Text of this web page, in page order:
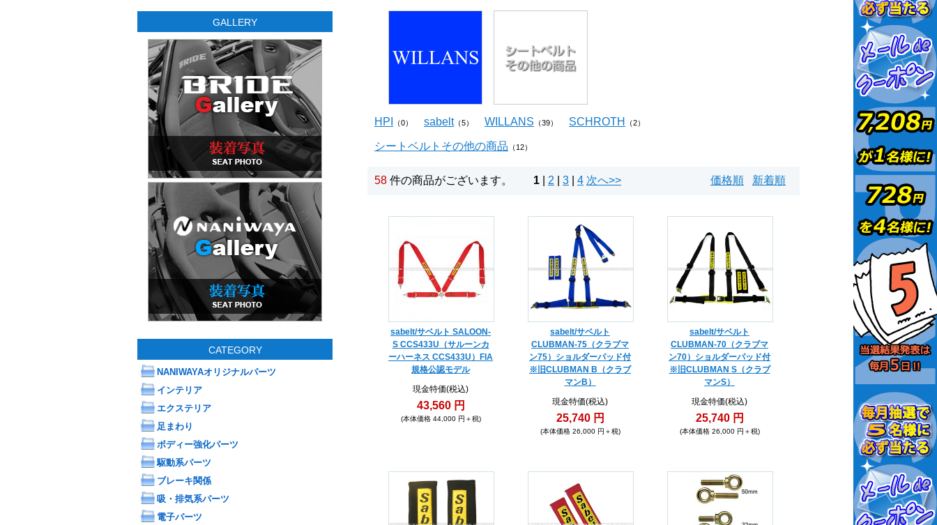
GALLERY
CATEGORY
NANIWAYAオリジナルパーツ
インテリア
エクステリア
足まわり
ボディー強化パーツ
駆動系パーツ
ブレーキ関係
吸・排気系パーツ
電子パーツ
HPI （0） sabelt（5） WILLANS （39） SCHROTH （2）
シートベルトその他の商品 （12）
58 件の商品がございます。 1 2 3 4 次へ>> 価格順 新着順
sabelt/サベルト SALOON-
S CCS433U（サルーンカ
ーハーネス CCS433U）FIA
規格公認モデル
現金特価(税込)
43,560 円
(本体価格 44,000 円＋税)
sabelt/サベルト
CLUBMAN-75（クラブマ
ン75）ショルダーパッド付
※旧CLUBMAN B（クラブ
マンB）
現金特価(税込)
25,740 円
(本体価格 26,000 円＋税)
sabelt/サベルト
CLUBMAN-70（クラブマ
ン70）ショルダーパッド付
※旧CLUBMAN S（クラブ
マンS）
現金特価(税込)
25,740 円
(本体価格 26,000 円＋税)